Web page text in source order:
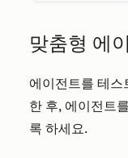
맞춤형 에
에이전트를 테스
한 후, 에이전트
록 하세요.